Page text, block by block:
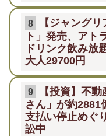
8
【ジャング
ト」発売、アト
ドリンク飲み放
大人29700円
9
【投資】不
さん」が約2881
支払い停止めぐ
訟中